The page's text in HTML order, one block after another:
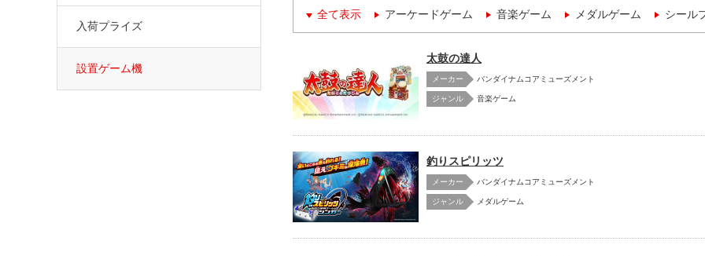
全て表示 アーケードゲーム 音楽ゲーム メダルゲーム シール
太鼓の達人
メーカー バンダイナムコアミューズメント
音楽ゲーム
釣りスピリッツ
メーカー バンダイナムコアミューズメント
メダルゲーム
入荷プライズ
設置ゲーム機